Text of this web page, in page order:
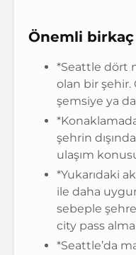
Önemli
*Seattle dört
olan bir şehir.
şemsiye ya
şehrin
ulaşım
*Yukarıdaki
ile daha
sebeple
city pass
*Seattle’da